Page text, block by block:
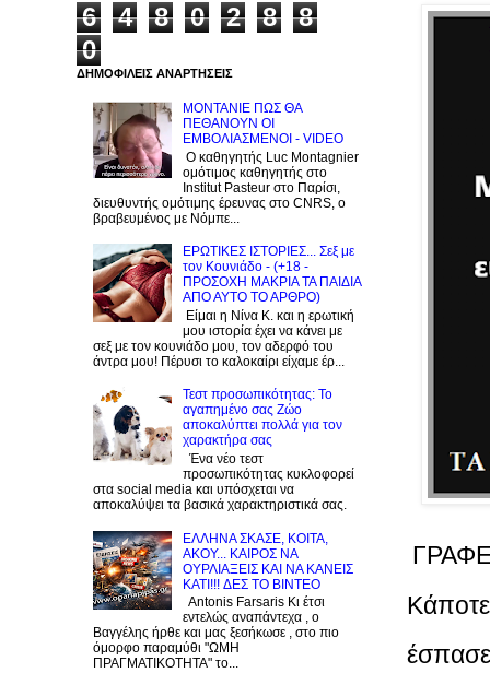
6 4 8 0 2 8
8
0
ΔΗΜΟΦΙΛΕΙΣ ΑΝΑΡΤΗΣΕΙΣ
ΜΟΝΤΑΝΙΕ ΠΩΣ ΘΑ
ΠΕΘΑΝΟΥΝ ΟΙ
ΕΜΒΟΛΙΑΣΜΕΝΟΙ - VIDEO
Ο καθηγητής Luc Montagnier
ομότιμος καθηγητής στο
Institut Pasteur στο Παρίσι,
διευθυντής ομότιμης έρευνας στο CNRS, o
βραβευμένος με Νόμπε...
ΕΡΩΤΙΚΕΣ ΙΣΤΟΡΙΕΣ... Σεξ με
τον Kουνιάδο - (+18 -
ΠΡΟΣΟΧΗ ΜΑΚΡΙΑ ΤΑ ΠΑΙΔΙΑ
ΑΠΟ ΑΥΤΟ ΤΟ ΑΡΘΡΟ)
Είμαι η Νίνα Κ. και η ερωτική
μου ιστορία έχει να κάνει με
σεξ με τον κουνιάδο μου, τον αδερφό του
άντρα μου! Πέρυσι το καλοκαίρι είχαμε έρ...
Τεστ προσωπικότητας: Το
αγαπημένο σας Zώο
αποκαλύπτει πολλά για τον
χαρακτήρα σας
Ένα νέο τεστ
προσωπικότητας κυκλοφορεί
στα social media και υπόσχεται να
αποκαλύψει τα βασικά χαρακτηριστικά σας.
EΛΛΗΝΑ ΣΚΑΣΕ, ΚΟΙΤΑ,
ΑΚΟΥ... ΚΑΙΡΟΣ ΝΑ
ΟΥΡΛIAΞΕΙΣ ΚΑΙ ΝΑ ΚΑΝΕΙΣ
KATI!!! ΔΕΣ TO BINTEO
Antonis Farsaris Κι έτσι
εντελώς αναπάντεχα , ο
Βαγγέλης ήρθε και μας ξεσήκωσε , στο πιο
όμορφο παραμύθι "ΩΜΗ
ΠΡΑΓΜΑΤΙΚΟΤΗΤΑ" το...